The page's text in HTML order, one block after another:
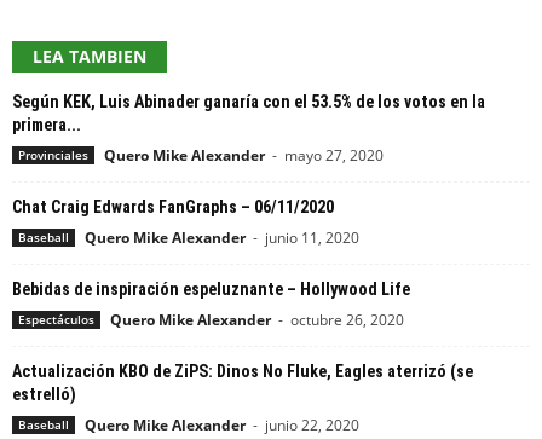
LEA TAMBIEN
Según KEK, Luis Abinader ganaría con el 53.5% de los votos en la
primera...
Provinciales Quero Mike Alexander - mayo 27, 2020
Chat Craig Edwards FanGraphs – 06/11/2020
Baseball Quero Mike Alexander - junio 11, 2020
Bebidas de inspiración espeluznante – Hollywood Life
Espectáculos Quero Mike Alexander - octubre 26, 2020
Actualización KBO de ZiPS: Dinos No Fluke, Eagles aterrizó (se
estrelló)
Baseball Quero Mike Alexander - junio 22, 2020